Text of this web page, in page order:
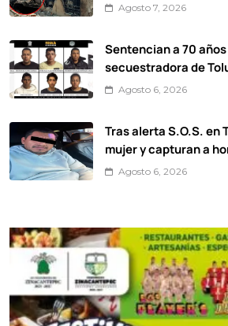
Agosto 7, 2026
Sentencian a 70
secuestradora de
Agosto 6, 2026
Tras alerta S.O.S. en
mujer y capturan a
Agosto 6, 2026